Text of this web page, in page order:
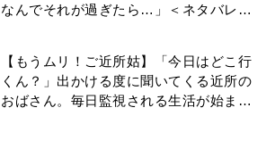
なんでそれが過ぎたら…」＜ネタバレあ
【もうムリ！ご近所姑】「今日はどこ行
くん？」出かける度に聞いてくる近所の
おばさん。毎日監視される生活が始ま